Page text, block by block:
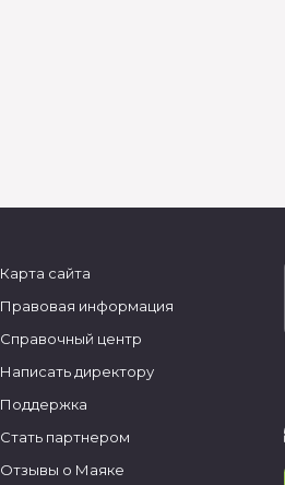
Карта сайта
Правовая информация
Справочный центр
Написать директору
Поддержка
Стать партнером
Отзывы о Маяке